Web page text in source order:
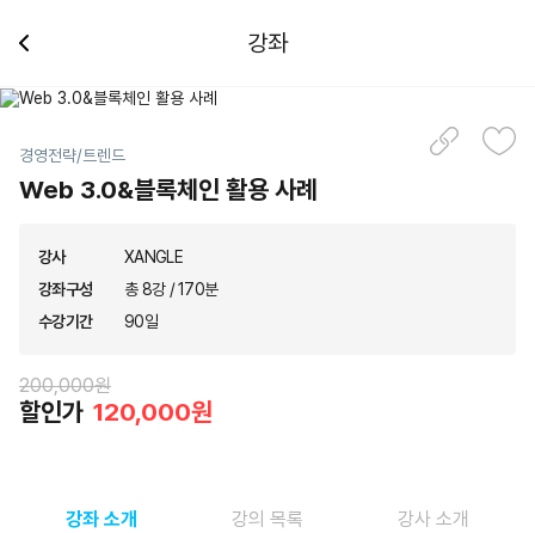
강좌
경영전략/트렌드
Web 3.0&블록체인 활용 사례
강사
XANGLE
강좌구성
총 8강 / 170분
수강기간
90일
200,000원
할인가 120,000원
강좌 소개 강의 목록 강사 소개